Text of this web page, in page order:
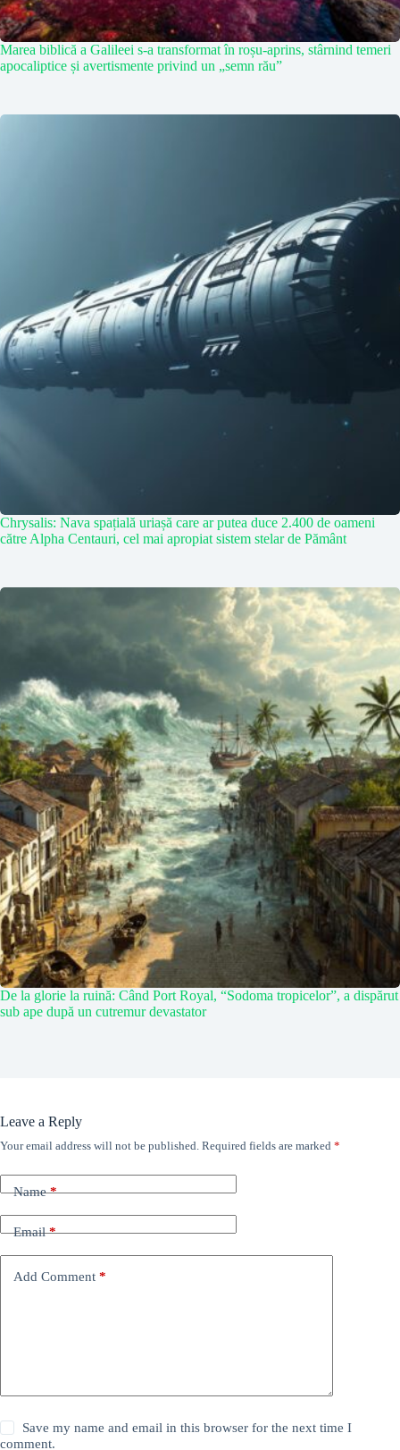
Marea biblică a Galileei s-a transformat în roșu-aprins, stârnind temeri
apocaliptice și avertismente privind un „semn rău”
Chrysalis: Nava spațială uriașă care ar putea duce 2.400 de oameni
către Alpha Centauri, cel mai apropiat sistem stelar de Pământ
De la glorie la ruină: Când Port Royal, “Sodoma tropicelor”, a dispărut
sub ape după un cutremur devastator
Leave a Reply
Your email address will not be published. Required fields are marked *
Name*
Email*
Add Comment *
Save my name and email in this browser for the next time I
comment.